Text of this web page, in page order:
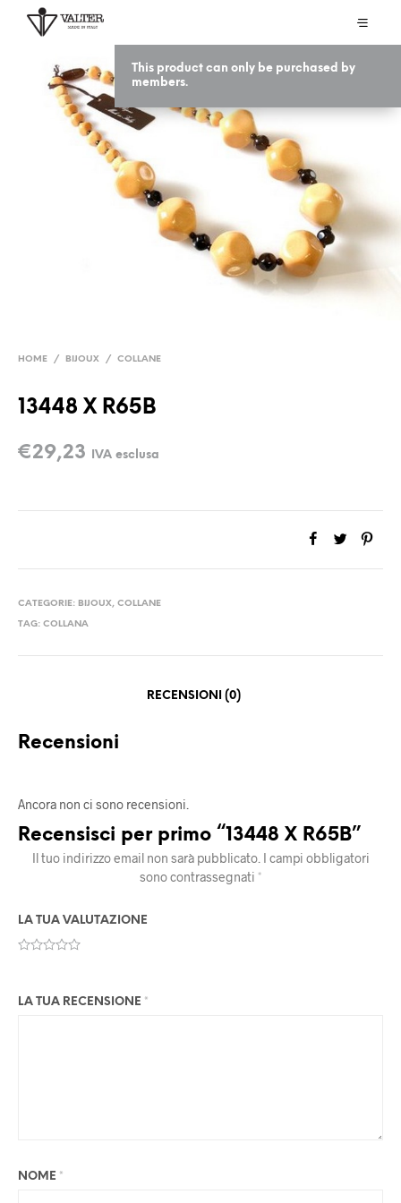
This product can only be purchased by
members.
HOME / BIJOUX / COLLANE
13448 X R65B
€29,23 IVA esclusa
CATEGORIE: BIJOUX, COLLANE
TAG: COLLANA
RECENSIONI (0)
Recensioni
Ancora non ci sono recensioni.
Recensisci per primo “13448 X R65B”
Il tuo indirizzo email non sarà pubblicato. I campi obbligatori
sono contrassegnati *
LA TUA VALUTAZIONE
LA TUA RECENSIONE *
NOME *